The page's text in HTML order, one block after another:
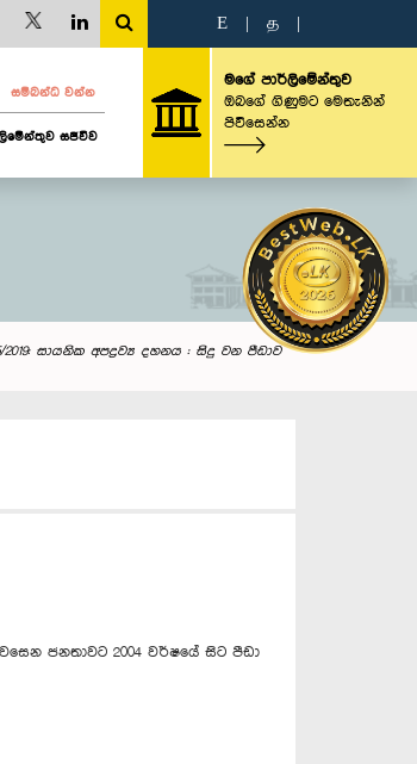
E த
සම්බන්ධ වන්න
සජීවීව
මගේ පාර්ලිමේන්තුව
ඔබගේ ගිණුමට මෙතැනින්
පිවිසෙන්න
2019: සායනික අපද්‍රව්‍ය දහනය : සිදු වන පීඩාව
ජනතාවට 2004 වර්ෂයේ සිට පීඩා